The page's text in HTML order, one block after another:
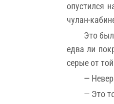
опустился
чулан-
Это
едва ли
серые от
—
— Это